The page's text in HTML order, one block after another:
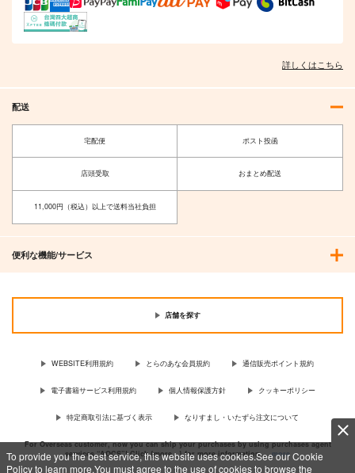
To provide you the best service, this website uses cookies.See our Cookie
Policy to learn more.You must agree to the use of cookies to browse the
詳しくはこちら
配送
宅配便 ポスト投函
店頭受取 おまとめ配送
11,000円（税込）以上で送料当社負担
便利な機能/サービス
店舗を探す
WEBSITE利用規約 とらのあな会員規約 通信販売ポイント規約
電子書籍サービス利用規約 個人情報保護方針 クッキーポリシー
特定商取引法に基づく表示 なりすまし・いたずら注文について
For Overseas customer, now you can ship your purchases by using purchases agent
services “AOCS”! Click {more…} for more information …more